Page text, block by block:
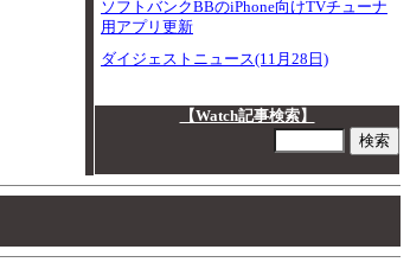
ソフトバンクBBのiPhone向けTVチューナ
用アプリ更新
ダイジェストニュース(11月28日)
【Watch記事検索】